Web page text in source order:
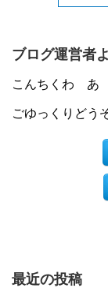
ブログ運営者
こんちくわ あ
ごゆっくりどう
最近の投稿